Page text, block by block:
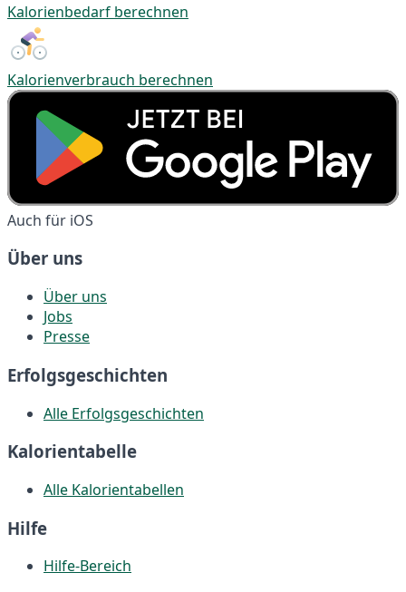
Kalorienbedarf berechnen
Kalorienverbrauch berechnen
Auch für iOS
Über uns
Über uns
Jobs
Presse
Erfolgsgeschichten
Alle Erfolgsgeschichten
Kalorientabelle
Alle Kalorientabellen
Hilfe
Hilfe-Bereich